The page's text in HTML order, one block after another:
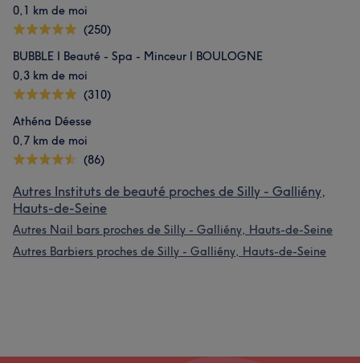
0,1 km de moi
(250)
BUBBLE I Beauté - Spa - Minceur I BOULOGNE
0,3 km de moi
(310)
Athéna Déesse
0,7 km de moi
(86)
Autres Instituts de beauté proches de Silly - Galliény,
Hauts-de-Seine
Autres Nail bars proches de Silly - Galliény, Hauts-de-Seine
Autres Barbiers proches de Silly - Galliény, Hauts-de-Seine